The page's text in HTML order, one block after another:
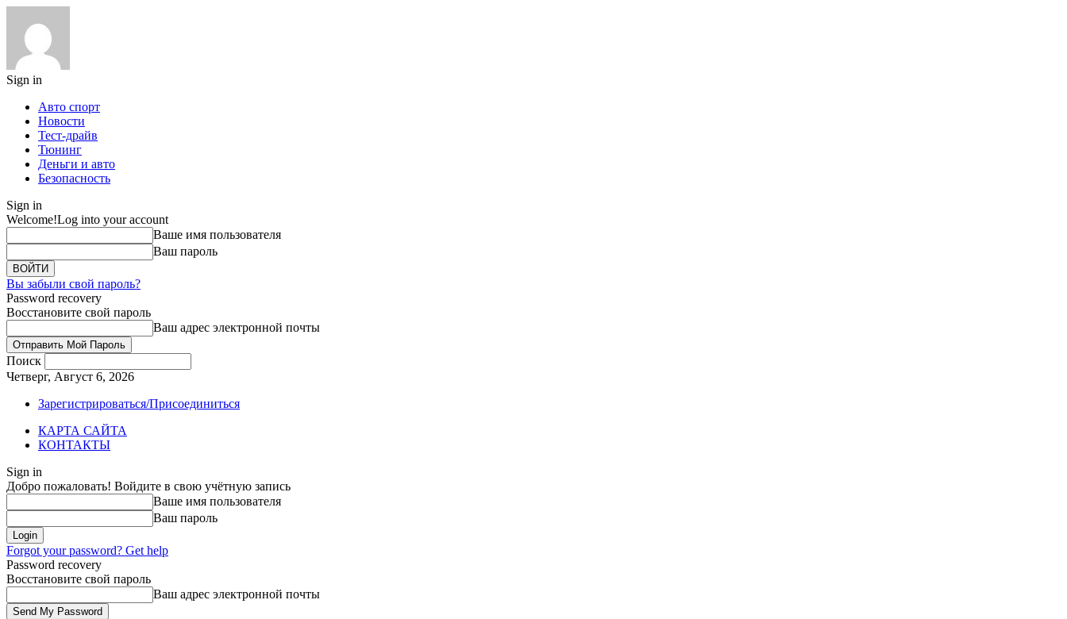
Sign in
Авто спорт
Новости
Тест-драйв
Тюнинг
Деньги и авто
Безопасность
Sign in
Welcome!Log into your account
Ваше имя пользователя
Ваш пароль
Вы забыли свой пароль?
Password recovery
Восстановите свой пароль
Ваш адрес электронной почты
Поиск
Четверг, Август 6, 2026
Зарегистрироваться/Присоединиться
КАРТА САЙТА
КОНТАКТЫ
Sign in
Добро пожаловать! Войдите в свою учётную запись
Ваше имя пользователя
Ваш пароль
Forgot your password? Get help
Password recovery
Восстановите свой пароль
Ваш адрес электронной почты